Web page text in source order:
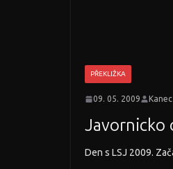
PŘEKLIŽKA
09. 05. 2009 Kanec
Javornicko
Den s LSJ 2009.